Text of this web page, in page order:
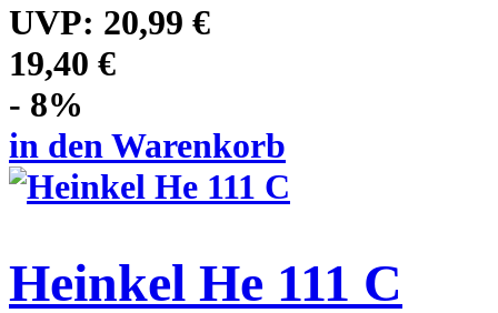
UVP: 20,99 €
19,40 €
- 8%
in den Warenkorb
Heinkel He 111 C